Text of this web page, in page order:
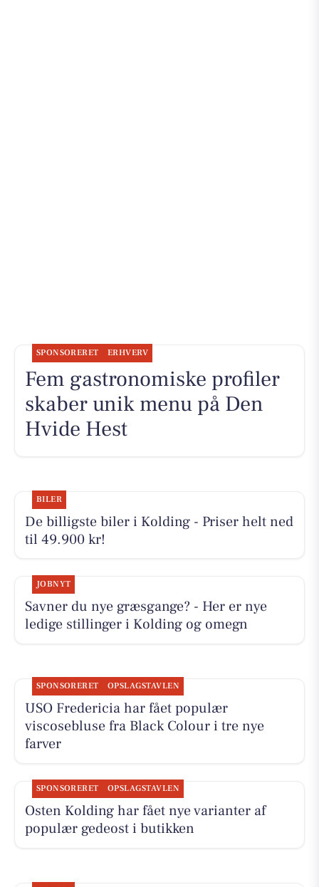
SPONSORERET ERHVERV
Fem gastronomiske profiler
skaber unik menu på Den
Hvide Hest
BILER
De billigste biler i Kolding - Priser helt ned
til 49.900 kr!
JOBNYT
Savner du nye græsgange? - Her er nye
ledige stillinger i Kolding og omegn
SPONSORERET OPSLAGSTAVLEN
USO Fredericia har fået populær
viscosebluse fra Black Colour i tre nye
farver
SPONSORERET OPSLAGSTAVLEN
Osten Kolding har fået nye varianter af
populær gedeost i butikken